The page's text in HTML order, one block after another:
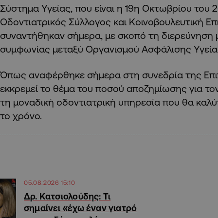
Σύστημα Υγείας, που είναι η 19η Οκτωβρίου του
Οδοντιατρικός Σύλλογος και Κοινοβουλευτική
συναντήθηκαν σήμερα, με σκοπό τη διερεύνηση
συμφωνίας μεταξύ Οργανισμού Ασφάλισης
Όπως αναφέρθηκε σήμερα στη συνεδρία της
εκκρεμεί το θέμα του ποσού αποζημίωσης για
τη μοναδική οδοντιατρική υπηρεσία που θα
το χρόνο.
05.08.2026 15:10
Δρ. Κατσιολούδης: Τι
σημαίνει «έχω έναν γιατρό